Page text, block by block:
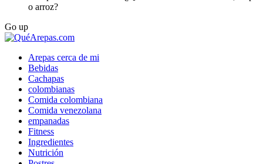
o arroz?
Go up
Arepas cerca de mi
Bebidas
Cachapas
colombianas
Comida colombiana
Comida venezolana
empanadas
Fitness
Ingredientes
Nutrición